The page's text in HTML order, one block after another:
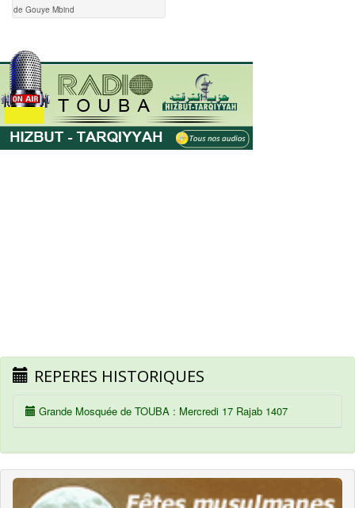
de Gouye Mbind
REPERES HISTORIQUES
Grande Mosquée de TOUBA : Mercredi 17 Rajab 1407